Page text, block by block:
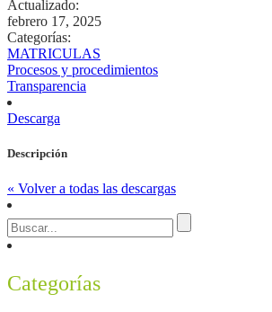
Actualizado:
febrero 17, 2025
Categorías:
MATRICULAS
Procesos y procedimientos
Transparencia
Descarga
Descripción
« Volver a todas las descargas
Categorías